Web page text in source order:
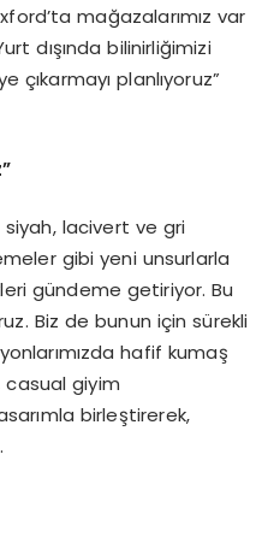
mağazalarımız var
dışında bilinirliğimizi
çıkarmayı planlıyoruz”
siyah, lacivert ve gri
gibi yeni unsurlarla
gündeme getiriyor. Bu
Biz de bunun için sürekli
hafif kumaş
casual giyim
birleştirerek,